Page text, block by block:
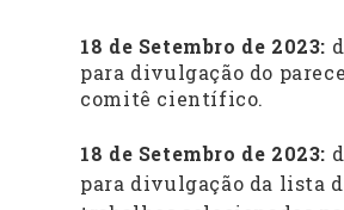
18 de Setembro de 2023:
para divulgação do
comitê científico.
18 de Setembro de 2023:
para divulgação da lista